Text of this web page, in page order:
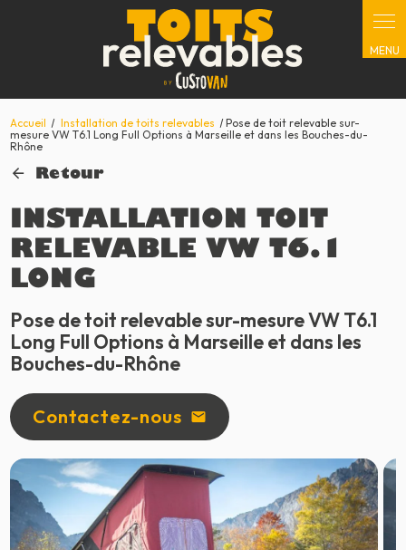
Accueil Installation de toits relevables
Pose de toit relevable sur-
mesure VW T6.1 Long Full Options à Marseille et dans les Bouches-du-
Rhône
Retour
INSTALLATION TOIT
RELEVABLE VW T6.1
LONG
Pose de toit relevable sur-mesure VW T6.1
Long Full Options à Marseille et dans les
Bouches-du-Rhône
Contactez-nous mail
Panneau de gestion des cookies